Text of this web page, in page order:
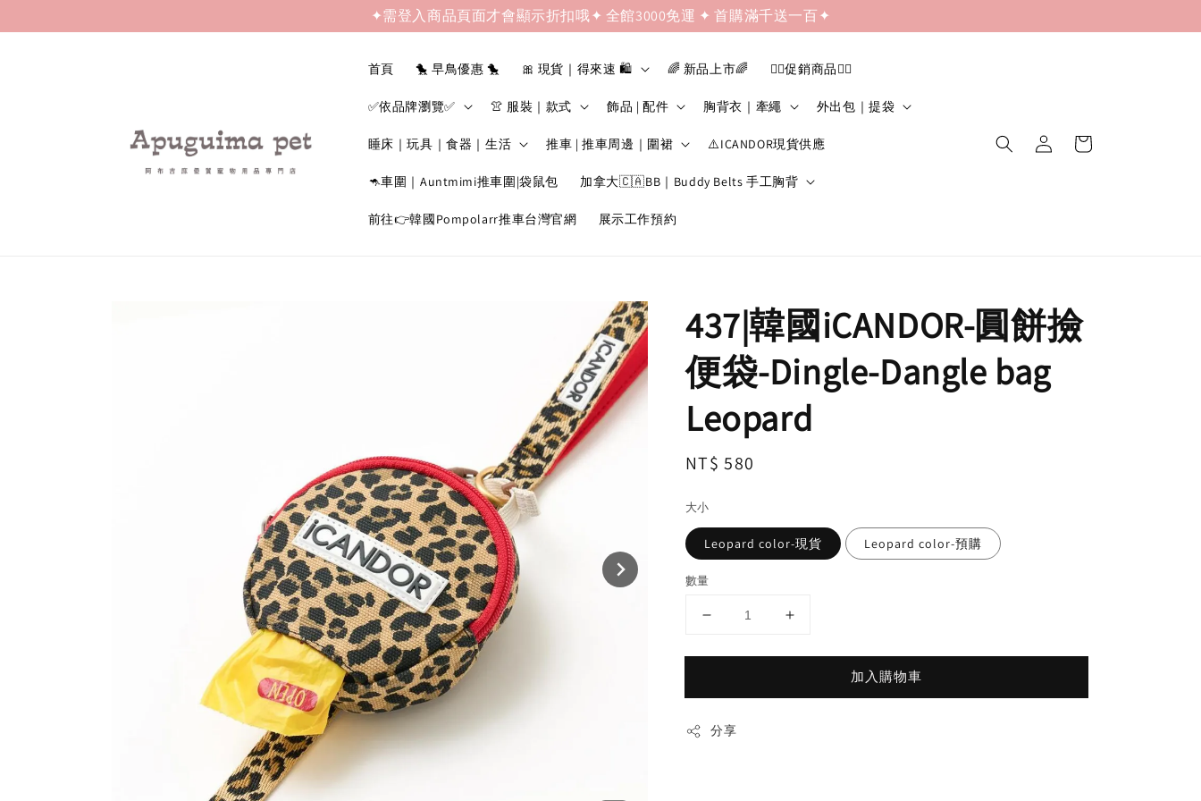
✦需登入商品頁面才會顯示折扣哦✦ 全館3000免運 ✦ 首購滿千送一百✦
首頁 🐤 早鳥優惠 🐤 🎀 現貨｜得來速 🛍️ 🌈 新品上市🌈 ❤️‍🔥促銷商品❤️‍🔥
✅依品牌瀏覽✅ 👚 服裝｜款式 飾品 | 配件 胸背衣｜牽繩 外出包｜提袋
睡床｜玩具｜食器｜生活 推車 | 推車周邊｜圍裙 ⚠️ICANDOR現貨供應
🦘車圍｜Auntmimi推車圍|袋鼠包 加拿大🇨🇦BB｜Buddy Belts 手工胸背
前往👉韓國Pompolarr推車台灣官網 展示工作預約
437|韓國iCANDOR-圓餅撿
便袋-Dingle-Dangle bag
Leopard
Regular
NT$ 580
大小
Leopard color-現貨 Leopard color-預購
數量
加入購物車
分享